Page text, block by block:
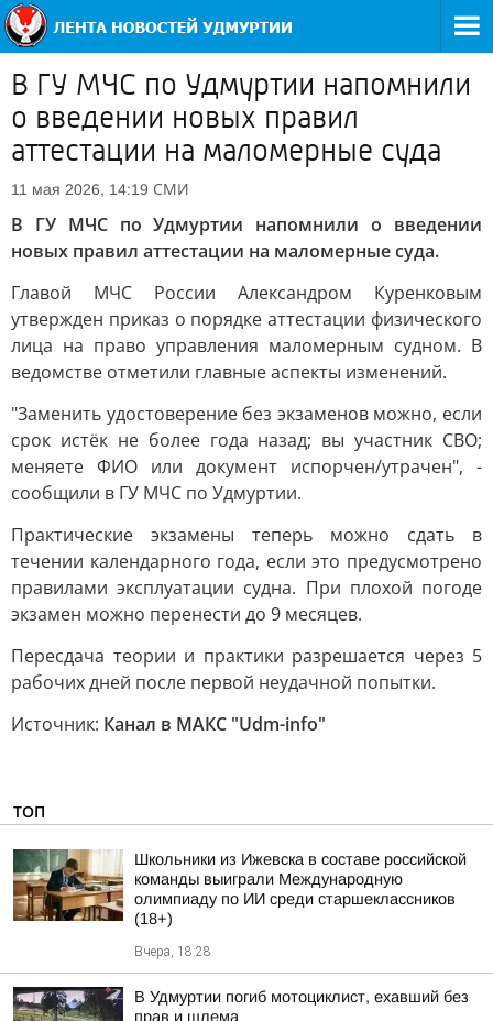
В ГУ МЧС по Удмуртии напомнили
о введении новых правил
аттестации на маломерные суда
11 мая 2026, 14:19 СМИ
В ГУ МЧС по Удмуртии напомнили о введении
новых правил аттестации на маломерные суда.
Главой МЧС России Александром Куренковым
утвержден приказ о порядке аттестации физического
лица на право управления маломерным судном. В
ведомстве отметили главные аспекты изменений.
"Заменить удостоверение без экзаменов можно, если
срок истёк не более года назад; вы участник СВО;
меняете ФИО или документ испорчен/утрачен", -
сообщили в ГУ МЧС по Удмуртии.
Практические экзамены теперь можно сдать в
течении календарного года, если это предусмотрено
правилами эксплуатации судна. При плохой погоде
экзамен можно перенести до 9 месяцев.
Пересдача теории и практики разрешается через 5
рабочих дней после первой неудачной попытки.
Источник: Канал в МАКС "Udm-info"
ТОП
Школьники из Ижевска в составе российской
команды выиграли Международную
олимпиаду по ИИ среди старшеклассников
(18+)
Вчера, 18:28
В Удмуртии погиб мотоциклист, ехавший без
прав и шлема